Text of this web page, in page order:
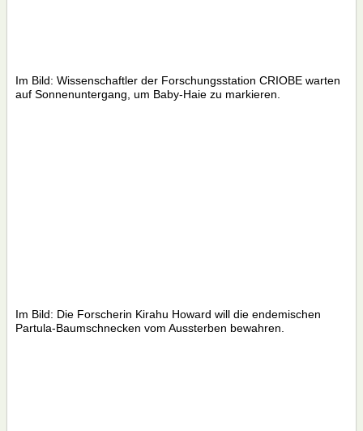
Im Bild: Wissenschaftler der Forschungsstation CRIOBE warten
auf Sonnenuntergang, um Baby-Haie zu markieren.
Im Bild: Die Forscherin Kirahu Howard will die endemischen
Partula-Baumschnecken vom Aussterben bewahren.